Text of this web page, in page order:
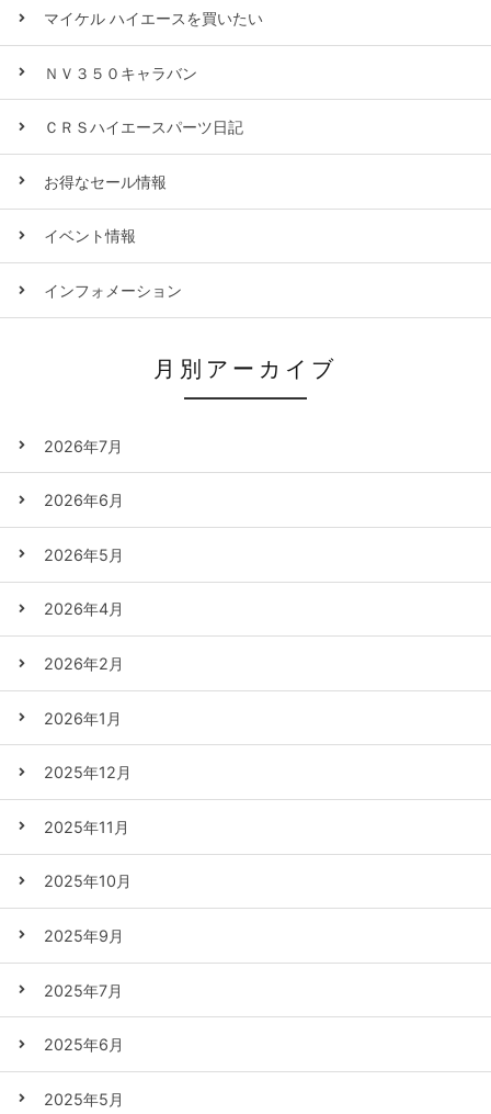
マイケル ハイエースを買いたい
ＮＶ３５０キャラバン
ＣＲＳハイエースパーツ日記
お得なセール情報
イベント情報
インフォメーション
月別アーカイブ
2026年7月
2026年6月
2026年5月
2026年4月
2026年2月
2026年1月
2025年12月
2025年11月
2025年10月
2025年9月
2025年7月
2025年6月
2025年5月